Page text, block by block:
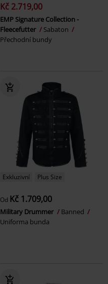
Kč 2.719,00
EMP Signature Collection -
Fleecefutter
Sabaton
Přechodní bundy
Exkluzivní Plus Size
Od Kč 1.709,00
Military Drummer
Banned
Uniforma bunda